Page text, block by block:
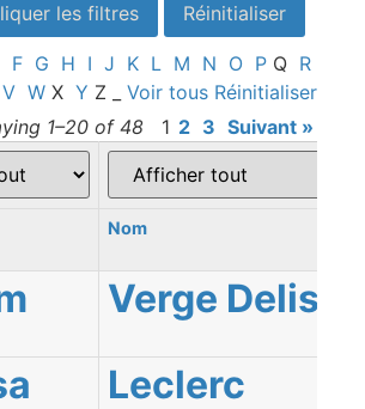
F G H I J K L M N O P Q R
V W X Y Z Voir tous Réinitialiser
1–20 of 48
1 2 3 Suivant »
Nom
Verge Delisle
Leclerc